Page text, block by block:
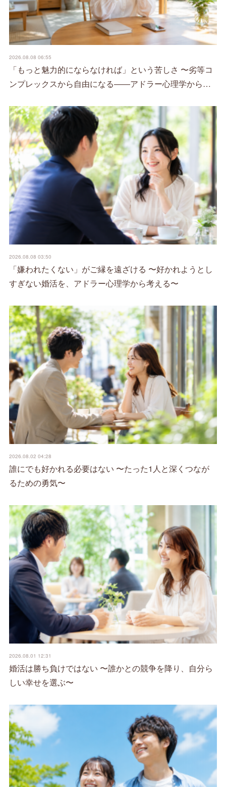
2026.08.08 06:55
「もっと魅力的にならなければ」という苦しさ 〜劣等コ
ンプレックスから自由になる――アドラー心理学から…
2026.08.08 03:50
「嫌われたくない」がご縁を遠ざける 〜好かれようとし
すぎない婚活を、アドラー心理学から考える〜
2026.08.02 04:28
誰にでも好かれる必要はない 〜たった1人と深くつなが
るための勇気〜
2026.08.01 12:31
婚活は勝ち負けではない 〜誰かとの競争を降り、自分ら
しい幸せを選ぶ〜